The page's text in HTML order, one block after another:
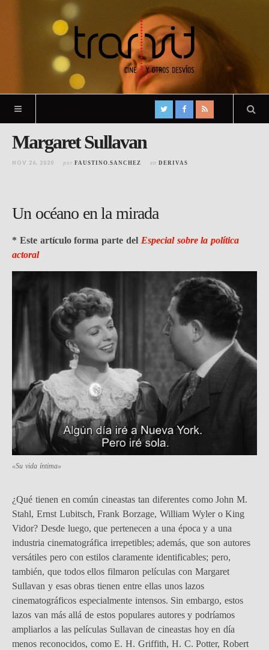
Margaret Sullavan
NOV 26, 2020 por FAUSTINO.SANCHEZ en DERIVAS
Un océano en la mirada
* Este artículo forma parte del Especial sobre la política
actoral
«Su vida íntima»
¿Qué tienen en común cineastas tan diferentes como John M.
Stahl, Ernst Lubitsch, Frank Borzage, William Wyler o King
Vidor? Desde luego, que pertenecen a una época y a una
industria cinematográfica irrepetibles; además, que son autores
versátiles pero con estilos claramente identificables; pero,
también, que todos ellos filmaron películas con Margaret
Sullavan y esas obras tienen entre ellas unos lazos
cinematográficos especialmente intensos. Sin embargo, estos
lazos van más allá de estos populares autores y podríamos
ampliarlos a las películas Sullavan de cineastas hoy en día
menos reconocidos, como E. H. Griffith, H. C. Potter, Robert